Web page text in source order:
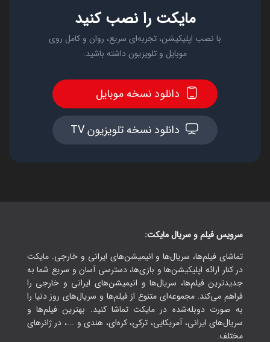
مایکت را نصب کنید
با نصب اپلیکیشن، تجربه‌ای سریع، روان و کامل روی
موبایل و تلویزیون داشته باشید.
دانلود نسخه موبایل
دانلود نسخه تلویزیون TV
سرویس فیلم و سریال مایکت:
تماشای فیلم‌ها، سریال‌ها و انیمیشن‌های ایرانی و خارجی. مایکت
در کنار ارائه اپلیکیشن‌ها و بازی‌ها، دسترسی آسان و سریع شما به
جدیدترین فیلم‌ها، سریال‌ها و انیمیشن‌های ایرانی و خارجی را
فراهم می‌کند. مجموعه‌ای متنوع از فیلم‌ها و سریال‌های روز دنیا را
به صورت دوبله‌شده در مایکت تماشا کنید. بهترین فیلم‌ها و
سریال‌های ایرانی، آمریکایی، ترکی، کره‌ای، هندی و ...، در ژانرهای
مختلف.